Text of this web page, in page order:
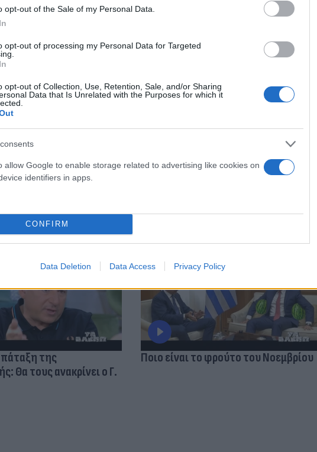
opt-out of the Sale of my Personal Data.
opt-out of processing my Personal Data for Targeted
opt-out of Collection, Use, Retention, Sale, and/or Sharing
Data that Is Unrelated with the Purposes for which it
allow Google to enable storage related to advertising like cookies on
identifiers in apps.
CONFIRM
Data Deletion Data Access Privacy Policy
«Ονειρικό
Scenario) με τον
Δίαιτες εξπρές για να προλάβουμε τα
Χριστούγεννα
της
Θα τους ανακρίνει ο Γ.
Ποιο είναι το φρούτο του Νοεμβρίου